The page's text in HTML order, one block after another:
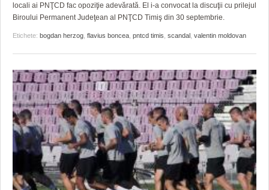
locali ai PNŢCD fac opoziţie adevărată. El i-a convocat la discuţii cu prilejul
Biroului Permanent Judeţean al PNŢCD Timiş din 30 septembrie.
Etichete: bogdan herzog flavius boncea pntcd timis scandal valentin moldovan